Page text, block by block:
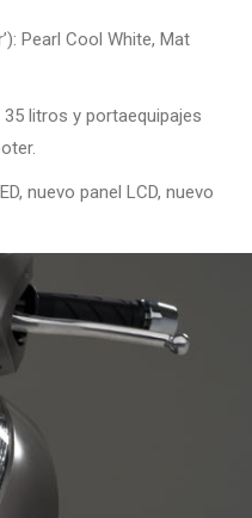
Pearl Cool White, Mat
litros y portaequipajes
nuevo panel LCD, nuevo